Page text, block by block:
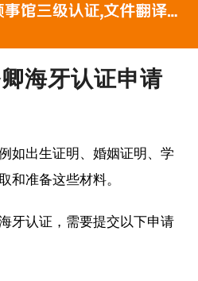
海牙认证申请
如出生证明、婚姻证明、学
和准备这些材料。
牙认证，需要提交以下申请